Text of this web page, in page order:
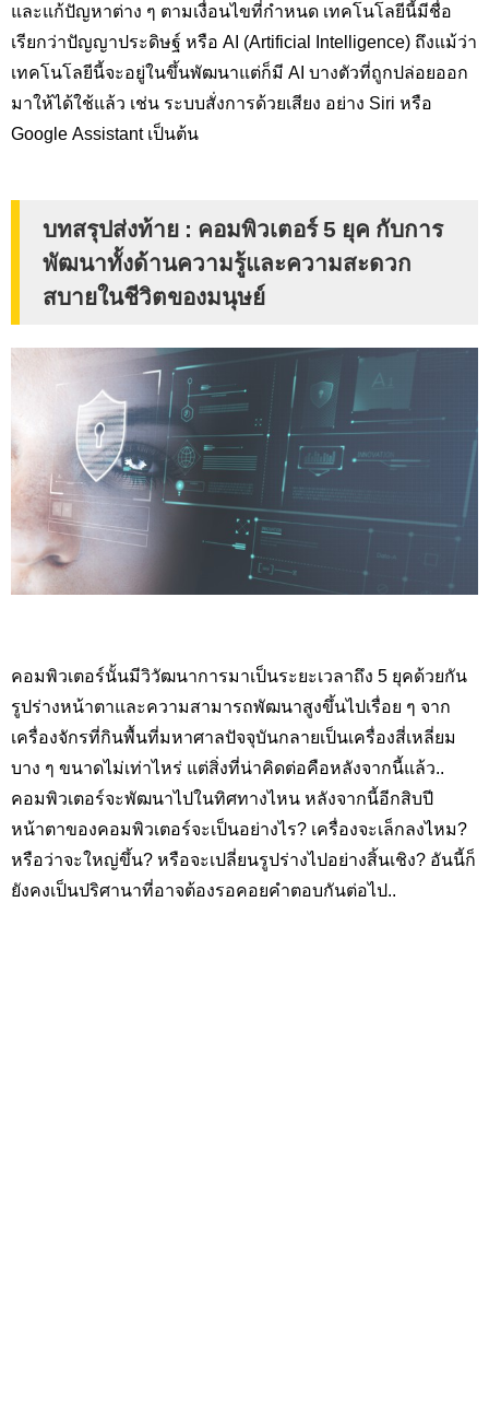
และแก้ปัญหาต่าง ๆ ตามเงื่อนไขที่กำหนด เทคโนโลยีนี้มีชื่อ
เรียกว่าปัญญาประดิษฐ์ หรือ AI (Artificial Intelligence) ถึงแม้ว่า
เทคโนโลยีนี้จะอยู่ในขึ้นพัฒนาแต่ก็มี AI บางตัวที่ถูกปล่อยออก
มาให้ได้ใช้แล้ว เช่น ระบบสั่งการด้วยเสียง อย่าง Siri หรือ
Google Assistant เป็นต้น
บทสรุปส่งท้าย : คอมพิวเตอร์ 5 ยุค กับการ
พัฒนาทั้งด้านความรู้และความสะดวก
สบายในชีวิตของมนุษย์
คอมพิวเตอร์นั้นมีวิวัฒนาการมาเป็นระยะเวลาถึง 5 ยุคด้วยกัน
รูปร่างหน้าตาและความสามารถพัฒนาสูงขึ้นไปเรื่อย ๆ จาก
เครื่องจักรที่กินพื้นที่มหาศาลปัจจุบันกลายเป็นเครื่องสี่เหลี่ยม
บาง ๆ ขนาดไม่เท่าไหร่ แต่สิ่งที่น่าคิดต่อคือหลังจากนี้แล้ว..
คอมพิวเตอร์จะพัฒนาไปในทิศทางไหน หลังจากนี้อีกสิบปี
หน้าตาของคอมพิวเตอร์จะเป็นอย่างไร? เครื่องจะเล็กลงไหม?
หรือว่าจะใหญ่ขึ้น? หรือจะเปลี่ยนรูปร่างไปอย่างสิ้นเชิง? อันนี้ก็
ยังคงเป็นปริศานาที่อาจต้องรอคอยคำตอบกันต่อไป..